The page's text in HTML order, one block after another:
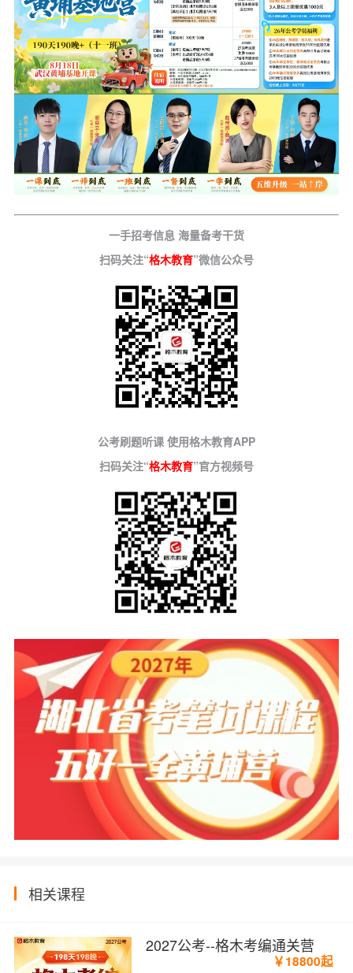
一手招考信息 海量备考干货
扫码关注“格木教育”微信公众号
公考刷题听课 使用格木教育APP
扫码关注“格木教育”官方视频号
相关课程
2027公考--格木考编通关营
￥18800起